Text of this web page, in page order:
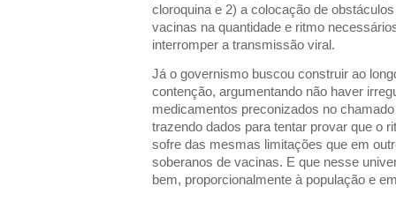
cloroquina e 2) a colocação de
vacinas na quantidade e ritmo
interromper a transmissão viral.
Já o governismo buscou construir ao
contenção, argumentando não haver
medicamentos preconizados no
trazendo dados para tentar provar que o
sofre das mesmas limitações que em
soberanos de vacinas. E que nesse
bem, proporcionalmente à população e